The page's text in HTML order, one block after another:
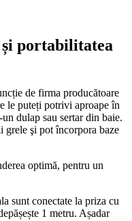
și portabilitatea
de firma producătoare
le puteți potrivi aproape în
dulap sau sertar din baie.
grele şi pot încorpora baze
optimă, pentru un
sunt conectate la priza cu
1 metru. Așadar